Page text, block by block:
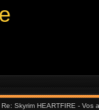
Re: Skyrim HEARTFIRE - Vos